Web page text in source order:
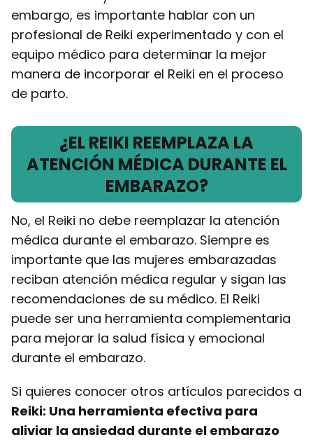
embargo, es importante hablar con un
profesional de Reiki experimentado y con el
equipo médico para determinar la mejor
manera de incorporar el Reiki en el proceso
de parto.
¿EL REIKI REEMPLAZA LA
ATENCIÓN MÉDICA DURANTE EL
EMBARAZO?
No, el Reiki no debe reemplazar la atención
médica durante el embarazo. Siempre es
importante que las mujeres embarazadas
reciban atención médica regular y sigan las
recomendaciones de su médico. El Reiki
puede ser una herramienta complementaria
para mejorar la salud física y emocional
durante el embarazo.
Si quieres conocer otros artículos parecidos a
Reiki: Una herramienta efectiva para
aliviar la ansiedad durante el embarazo